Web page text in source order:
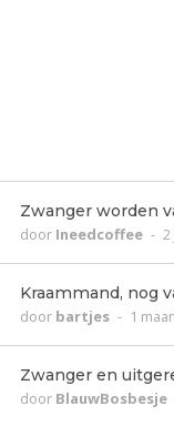
Zwanger worden
door Ineedcoffee -
Kraammand, nog
door bartjes - 1
Zwanger en
door BlauwBosbesje